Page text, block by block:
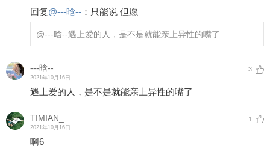
回复@---晗-- ： 只能说 但愿
@---晗--遇上爱的人，是不是就能亲上异性的嘴了
---晗--
2021年10月16日
3
遇上爱的人，是不是就能亲上异性的嘴了
TIMIAN_
2021年10月16日
1
啊6